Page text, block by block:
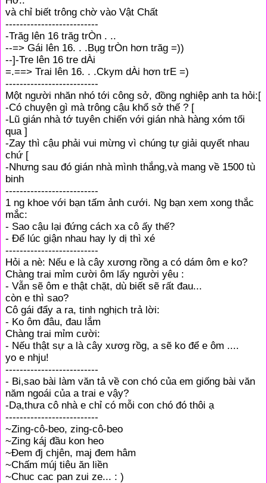
và chỉ biết trông chờ vào Vật Chất
--------------------------
-Trăg lên 16 trăg trÒn . ..
--=> Gái lên 16. . .Bụg trÒn hơn trăg =))
--]-Tre lên 16 tre dÀi
=.==> Trai lên 16. . .Ckym dÀi hơn trE =)
--------------------------
Một người nhăn nhó tới công sở, đồng nghiệp anh ta hỏi:[
-Có chuyện gì mà trông cậu khổ sở thế ? [
-Lũ gián nhà tớ tuyên chiến với gián nhà hàng xóm tối
qua ]
-Zay thì cậu phải vui mừng vì chúng tự giải quyết nhau
chứ [
-Nhưng sau đó gián nhà mình thắng,và mang về 1500 tù
binh
--------------------------
1 ng khoe với bạn tấm ảnh cưới. Ng bạn xem xong thắc
mắc:
- Sao cậu lại đứng cách xa cô ấy thế?
- Để lúc giận nhau hay ly dị thì xé
--------------------------
Hỏi a nè: Nếu e là cây xương rồng a có dám ôm e ko?
Chàng trai mỉm cười ôm lấy người yêu :
- Vẫn sẽ ôm e thật chặt, dù biết sẽ rất đau...
còn e thì sao?
Cô gái đẩy a ra, tinh nghịch trả lời:
- Ko ôm đâu, đau lắm
Chàng trai mỉm cười:
- Nếu thật sự a là cây xươg rồg, a sẽ ko để e ôm ....
yo e nhju!
--------------------------
- Bi,sao bài làm văn tả về con chó của em giống bài văn
năm ngoái của a trai e vậy?
-Dạ,thưa cô nhà e chỉ có mỗi con chó đó thôi ạ
--------------------------
~Zing-cô-beo, zing-cô-beo
~Zing káj đầu kon heo
~Đem đj chjên, maj đem hâm
~Chấm múj tiêu ăn liền
~Chuc cac pan zui ze... : )